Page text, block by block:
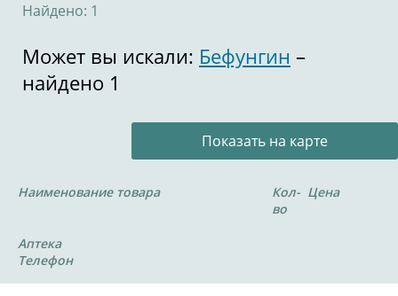
Найдено: 1
Может вы искали: Бефунгин –
найдено 1
Показать на карте
Наименование товара
Кол-
во
Цена
Аптека
Телефон